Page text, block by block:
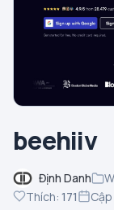
beehiiv
Định Danh
Thích: 171